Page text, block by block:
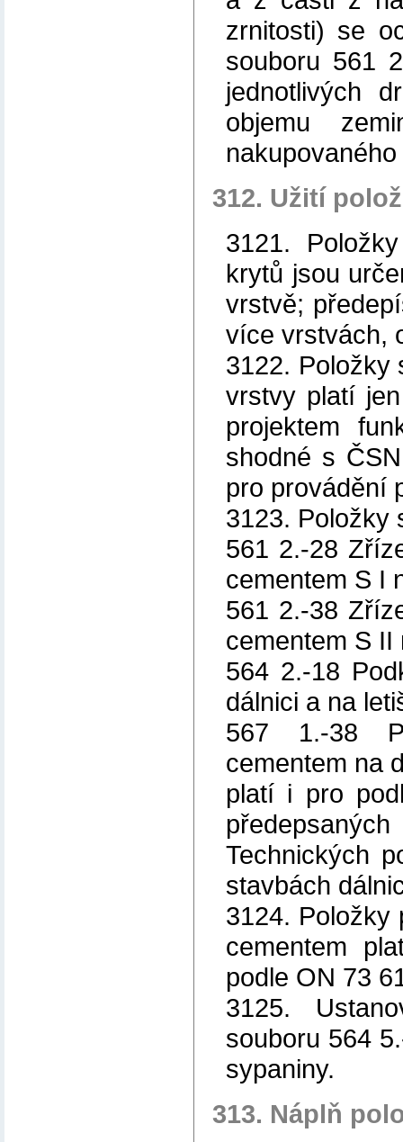
zrnitosti) se
souboru 561
jednotlivých
objemu
312. Užití
3121.
krytů jsou
vrstvě;
více vrstvách,
3122. Položky
vrstvy platí
projektem
shodné s
pro provádění
3123. Položky
561 2.-28
cementem S I
561 2.-38
cementem S
564 2.-18
dálnici a na
567 1.-38
cementem na
platí i pro
Technických
stavbách
3124. Položky
cementem
podle ON 73
3125.
souboru 564
sypaniny.
313. Náplň